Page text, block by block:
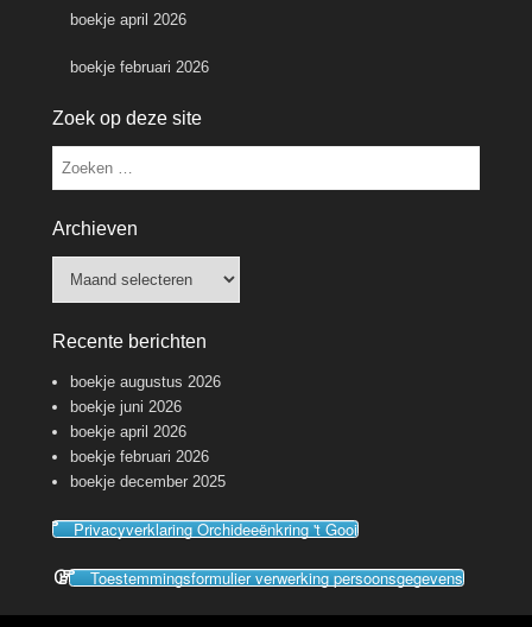
boekje april 2026
boekje februari 2026
Zoek op deze site
Zoeken
Archieven
Recente berichten
boekje augustus 2026
boekje juni 2026
boekje april 2026
boekje februari 2026
boekje december 2025
Privacyverklaring Orchideeënkring 't Gooi
Toestemmingsformulier verwerking persoonsgegevens